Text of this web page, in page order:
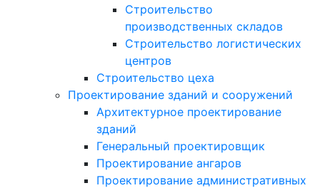
Строительство
производственных складов
Строительство логистических
центров
Строительство цеха
Проектирование зданий и сооружений
Архитектурное проектирование
зданий
Генеральный проектировщик
Проектирование ангаров
Проектирование административных